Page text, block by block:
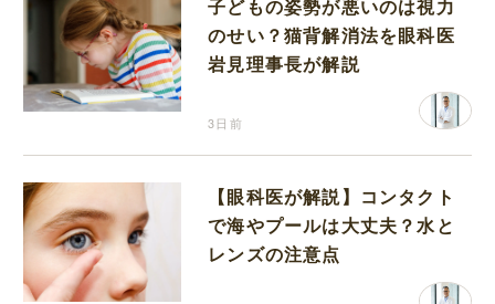
子どもの姿勢が悪いのは視力
のせい？猫背解消法を眼科医
岩見理事長が解説
3日前
【眼科医が解説】コンタクト
で海やプールは大丈夫？水と
レンズの注意点